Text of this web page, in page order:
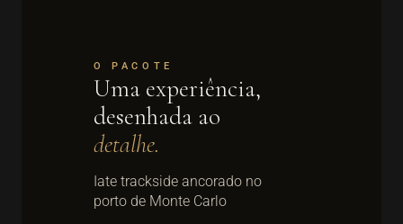
O PACOTE
Uma experiência,
desenhada ao
detalhe.
Iate trackside ancorado no
porto de Monte Carlo